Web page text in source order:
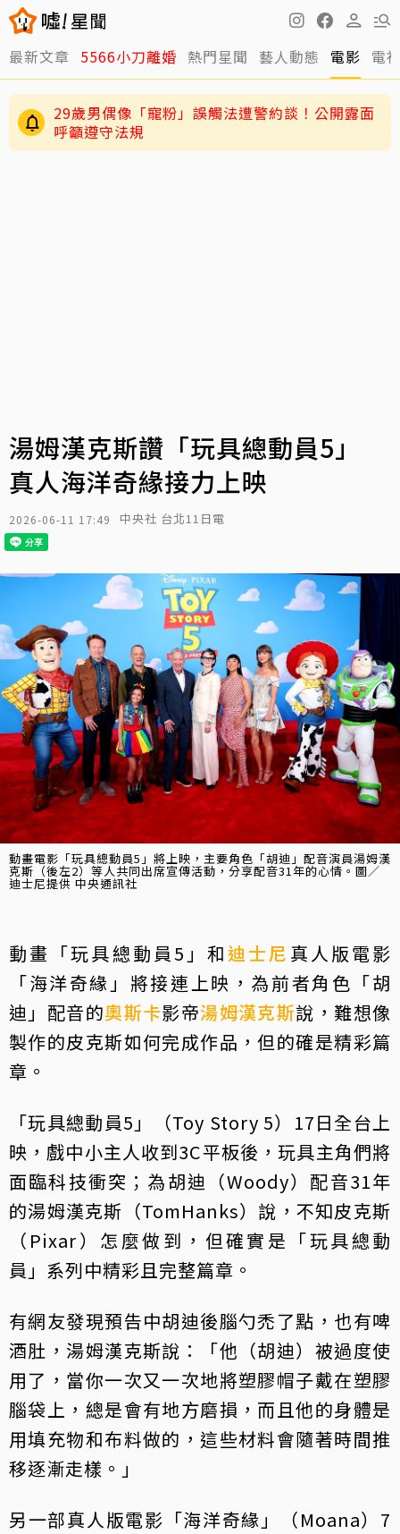
最新文章 5566小刀離婚 熱門星聞 藝人動態 電影 電
29歲男偶像「寵粉」誤觸法遭警約談！公開露面
呼籲遵守法規
湯姆漢克斯讚「玩具總動員5」
真人海洋奇緣接力上映
2026-06-11 17:49 中央社 台北11日電
動畫電影「玩具總動員5」將上映，主要角色「胡迪」配音演員湯姆漢
克斯（後左2）等人共同出席宣傳活動，分享配音31年的心情。圖／
迪士尼提供 中央通訊社
動畫「玩具總動員5」和迪士尼 真人版電影
「海洋奇緣」將接連上映，為前者角色「胡
迪」配音的奧斯卡影帝湯姆漢克斯說，難想像
製作的皮克斯如何完成作品，但的確是精彩篇
章。
「玩具總動員5」（Toy Story 5）17日全台上
映，戲中小主人收到3C平板後，玩具主角們將
面臨科技衝突；為胡迪（Woody）配音31年
的湯姆漢克斯（TomHanks）說，不知皮克斯
（Pixar）怎麼做到，但確實是「玩具總動
員」系列中精彩且完整篇章。
有網友發現預告中胡迪後腦勺禿了點，也有啤
酒肚，湯姆漢克斯說：「他（胡迪）被過度使
用了，當你一次又一次地將塑膠帽子戴在塑膠
腦袋上，總是會有地方磨損，而且他的身體是
用填充物和布料做的，這些材料會隨著時間推
移逐漸走樣。」
另一部真人版電影「海洋奇緣」（Moana）7